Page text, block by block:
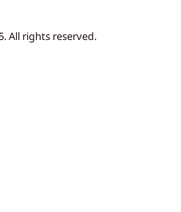
All rights reserved.